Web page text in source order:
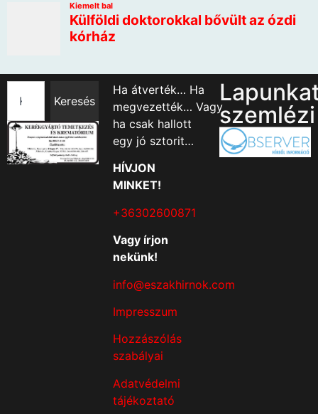
Keresés
Ha átverték… Ha
megvezették… Vagy
ha csak hallott
egy jó sztorit…
HÍVJON
MINKET!
+36302600871
Vagy írjon
nekünk!
info@eszakhirnok.com
Impresszum
Hozzászólás
szabályai
Adatvédelmi
tájékoztató
szemlézi